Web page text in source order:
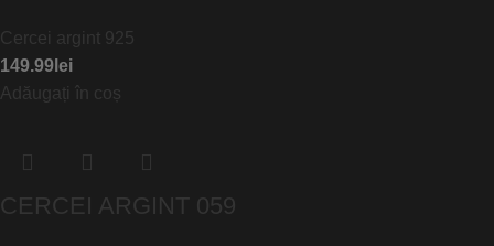
Cercei argint 925
149.99 lei
Adăugați în coș
CERCEI ARGINT 059